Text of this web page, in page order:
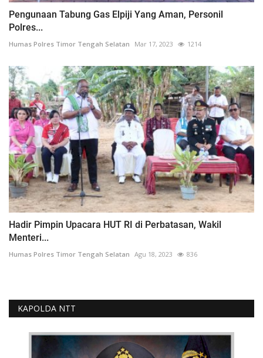
Pengunaan Tabung Gas Elpiji Yang Aman, Personil
Polres...
Humas Polres Timor Tengah Selatan Mar 17, 2023 1214
Hadir Pimpin Upacara HUT RI di Perbatasan, Wakil
Menteri...
Humas Polres Timor Tengah Selatan Agu 18, 2023 836
KAPOLDA NTT